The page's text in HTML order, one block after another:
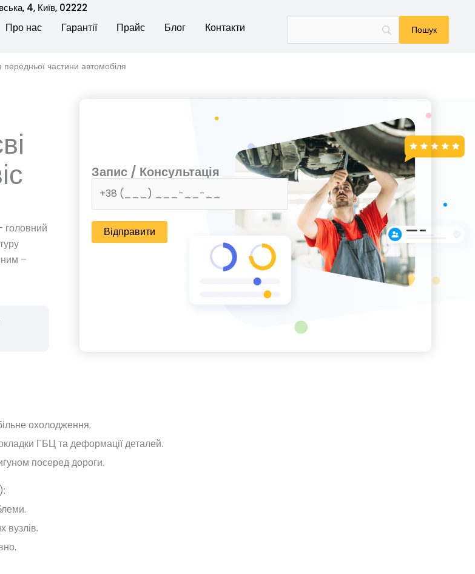
4, Київ, 02222
Про нас Гарантії Прайс Блог Контакти
частини автомобіля
головний
ним –
Запис / Консультація
охолодження.
ГБЦ та деформації деталей.
посеред дороги.
вузлів.